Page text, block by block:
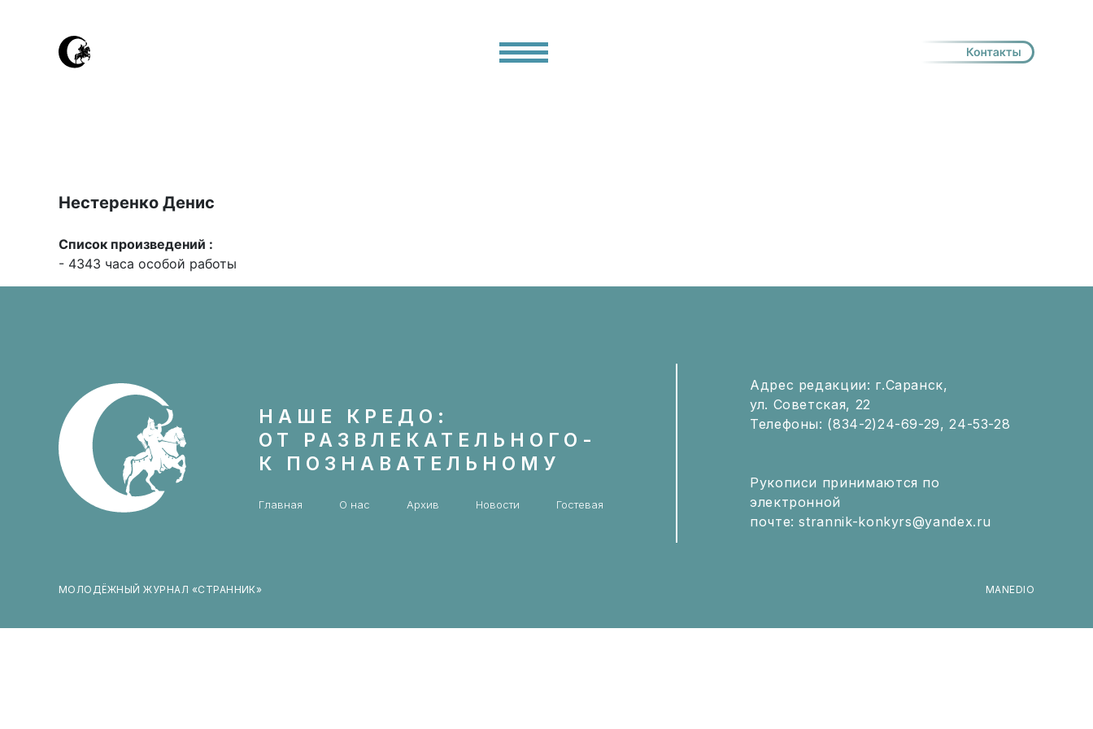
Нестеренко Денис
Список произведений :
- 4343 часа особой работы
НАШЕ КРЕДО:
ОТ РАЗВЛЕКАТЕЛЬНОГО-
К ПОЗНАВАТЕЛЬНОМУ
Главная О нас Архив Новости Гостевая
Адрес редакции: г.Саранск,
ул. Советская, 22
Телефоны: (834-2)24-69-29, 24-53-28
Рукописи принимаются по
электронной
почте: strannik-konkyrs@yandex.ru
МОЛОДЁЖНЫЙ ЖУРНАЛ «СТРАННИК» MANEDIO